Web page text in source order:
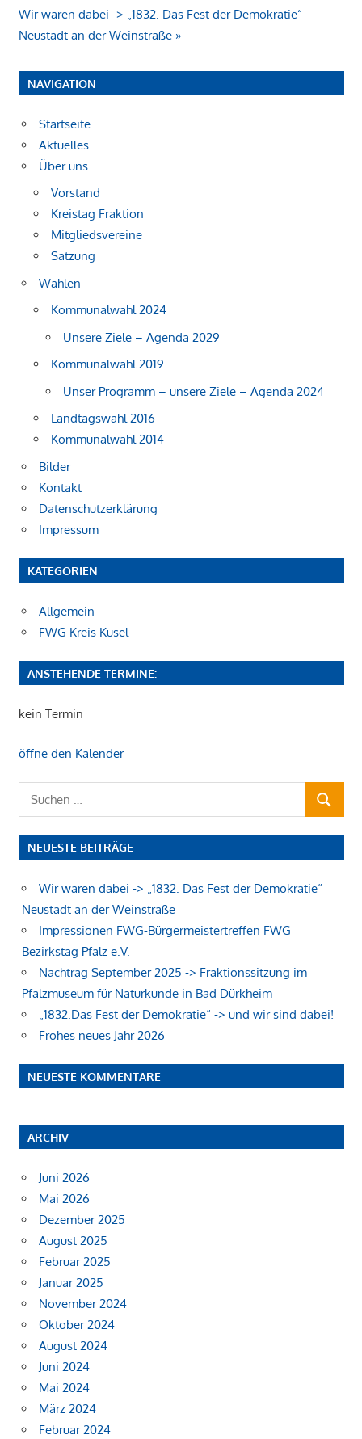
Nächster
Beitrag:
Wir waren dabei -> „1832. Das Fest der Demokratie“
Neustadt an der Weinstraße
NAVIGATION
Startseite
Aktuelles
Über uns
Vorstand
Kreistag Fraktion
Mitgliedsvereine
Satzung
Wahlen
Kommunalwahl 2024
Unsere Ziele – Agenda 2029
Kommunalwahl 2019
Unser Programm – unsere Ziele – Agenda 2024
Landtagswahl 2016
Kommunalwahl 2014
Bilder
Kontakt
Datenschutzerklärung
Impressum
KATEGORIEN
Allgemein
FWG Kreis Kusel
ANSTEHENDE TERMINE:
kein Termin
öffne den Kalender
Suchen
nach:
SUCHEN
NEUESTE BEITRÄGE
Wir waren dabei -> „1832. Das Fest der Demokratie“
Neustadt an der Weinstraße
Impressionen FWG-Bürgermeistertreffen FWG
Bezirkstag Pfalz e.V.
Nachtrag September 2025 -> Fraktionssitzung im
Pfalzmuseum für Naturkunde in Bad Dürkheim
„1832.Das Fest der Demokratie“ -> und wir sind dabei!
Frohes neues Jahr 2026
NEUESTE KOMMENTARE
ARCHIV
Juni 2026
Mai 2026
Dezember 2025
August 2025
Februar 2025
Januar 2025
November 2024
Oktober 2024
August 2024
Juni 2024
Mai 2024
März 2024
Februar 2024